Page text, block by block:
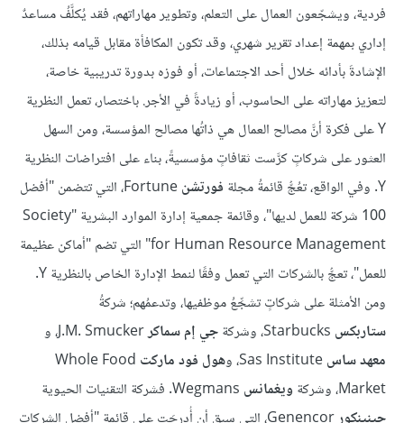
فردية، ويشجّعون العمال على التعلم، وتطوير مهاراتهم، فقد يُكلَّفُ مساعدٌ
إداري بمهمة إعداد تقرير شهري، وقد تكون المكافأة مقابل قيامه بذلك،
الإشادةَ بأدائه خلال أحد الاجتماعات، أو فوزه بدورة تدريبية خاصة،
لتعزيز مهاراته على الحاسوب، أو زيادةً في الأجر. باختصار، تعمل النظرية
Y على فكرة أنَّ مصالح العمال هي ذاتُها مصالح المؤسسة، ومن السهل
العثور على شركاتٍ كرَّست ثقافاتٍ مؤسسيةً، بناء على افتراضات النظرية
Y. وفي الواقع، تعُجُّ قائمةُ مجلة
فورتشن
Fortune، التي تتضمن "أفضل
100 شركة للعمل لديها"، وقائمة جمعية إدارة الموارد البشرية "Society
for Human Resource Management" التي تضم "أماكن عظيمة
للعمل"، تعجُّ بالشركات التي تعمل وفقًا لنمط الإدارة الخاص بالنظرية Y.
ومن الأمثلة على شركاتٍ تشجِّعُ موظفيها، وتدعمُهم؛ شركةُ
ستاربكس
جي إم سماكرJ.M. Smucker، و
معهد ساس
هول فود ماركت Whole Food
Market، وشركة
ويغمانس